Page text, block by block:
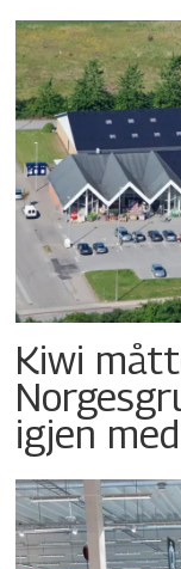
Kiwi
igjen